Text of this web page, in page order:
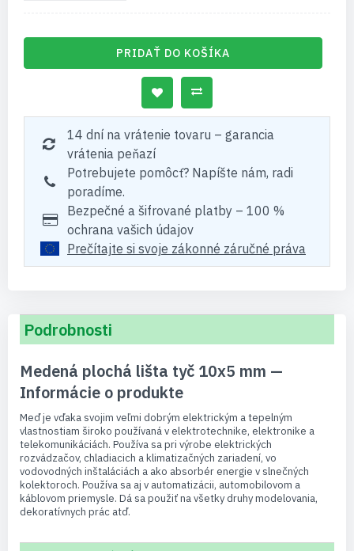
PRIDAŤ DO KOŠÍKA
14 dní na vrátenie tovaru – garancia
vrátenia peňazí
Potrebujete pomôcť? Napíšte nám, radi
poradíme.
Bezpečné a šifrované platby – 100 %
ochrana vašich údajov
Prečítajte si svoje zákonné záručné práva
Podrobnosti
Medená plochá lišta tyč 10x5 mm —
Informácie o produkte
Meď je vďaka svojim veľmi dobrým elektrickým a tepelným
vlastnostiam široko používaná v elektrotechnike, elektronike a
telekomunikáciách. Používa sa pri výrobe elektrických
rozvádzačov, chladiacich a klimatizačných zariadení, vo
vodovodných inštaláciách a ako absorbér energie v slnečných
kolektoroch. Používa sa aj v automatizácii, automobilovom a
káblovom priemysle. Dá sa použiť na všetky druhy modelovania,
dekoratívnych prác atď.